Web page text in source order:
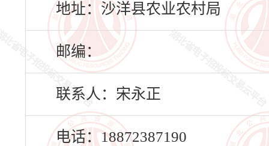
地址：沙洋县农业农村局
邮编：
联系人：宋永正
电话：18872387190